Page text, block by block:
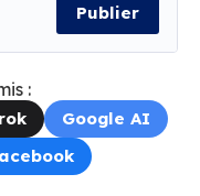
Publier
:
Google AI